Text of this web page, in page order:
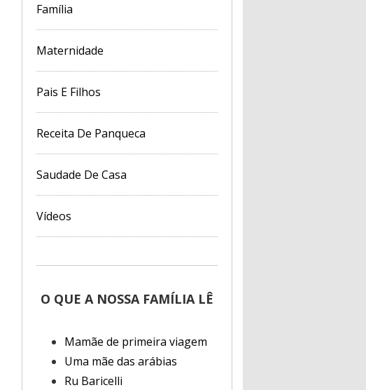
Família
Maternidade
Pais E Filhos
Receita De Panqueca
Saudade De Casa
Vídeos
O QUE A NOSSA FAMÍLIA LÊ
Mamãe de primeira viagem
Uma mãe das arábias
Ru Baricelli